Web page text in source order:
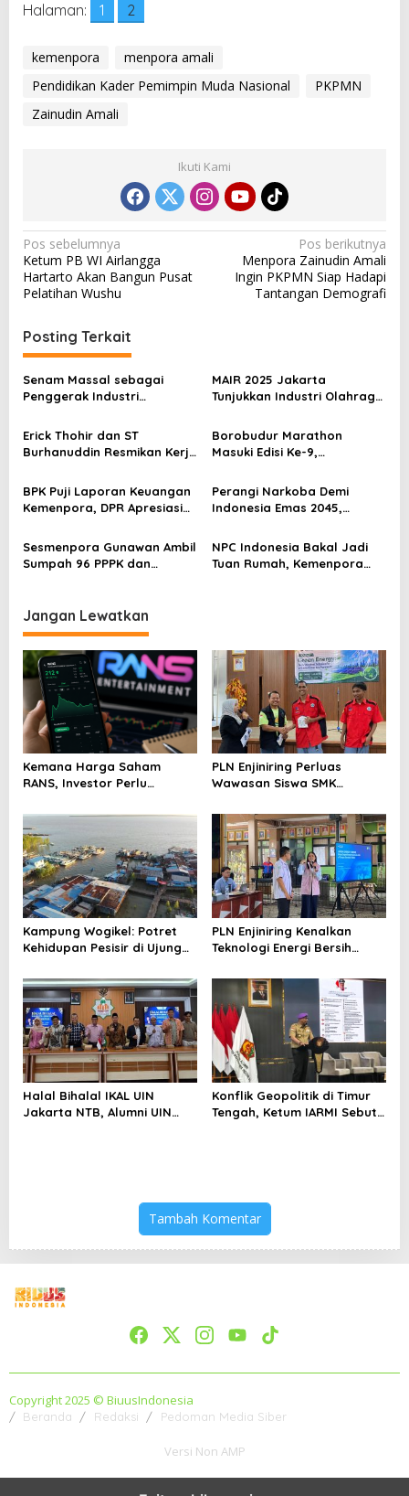
Halaman: 1 2
kemenpora
menpora amali
Pendidikan Kader Pemimpin Muda Nasional
PKPMN
Zainudin Amali
Ikuti Kami
N
a
v
i
g
a
s
i
p
s
Pos sebelumnya
Ketum PB WI Airlangga
Hartarto Akan Bangun Pusat
Pelatihan Wushu
Pos berikutnya
Menpora Zainudin Amali
Ingin PKPMN Siap Hadapi
Tantangan Demografi
Posting Terkait
Senam Massal sebagai
Penggerak Industri
2025 untuk Ekonomi
Nasional
MAIR 2025 Jakarta
Tunjukkan Industri Olahraga
Erick Thohir dan ST
Burhanuddin Resmikan Kerja
Program Pemuda dan
Olahraga
Borobudur Marathon
Masuki Edisi Ke-9,
Kolaborasi
BPK Puji Laporan Keuangan
Kemenpora, DPR Apresiasi
Perangi Narkoba Demi
Indonesia Emas 2045,
Sesmenpora Gunawan Ambil
Sumpah 96 PPPK dan
NPC Indonesia Bakal Jadi
Tuan Rumah, Kemenpora
Jangan Lewatkan
Kemana Harga Saham
RANS, Investor Perlu
Menghindari Spekulasi
Berlebihan
PLN Enjiniring Perluas
Wawasan Siswa SMK
Perubahan Iklim
Kampung Wogikel: Potret
Kehidupan Pesisir di Ujung
Bertahan di Tengah
Keterbatasan
PLN Enjiniring Kenalkan
Teknologi Energi Bersih
Halal Bihalal IKAL UIN
Jakarta NTB, Alumni UIN
Konflik Geopolitik di Timur
Tengah, Ketum IARMI Sebut
Tambah Komentar
Copyright 2025 © BiuusIndonesia
Beranda Redaksi Pedoman Media Siber
Versi Non AMP